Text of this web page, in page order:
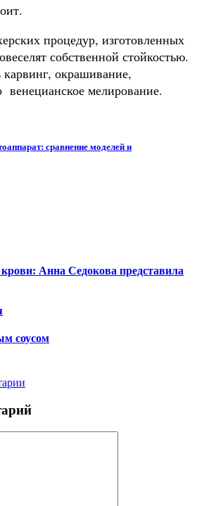
процедур, изготовленных
собственной стойкостью.
окрашивание,
мелирование.
сравнение моделей и
Анна Седокова представила
соусом